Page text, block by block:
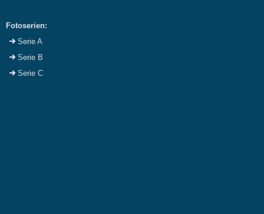
Fotoserien:
Serie A
Serie B
Serie C